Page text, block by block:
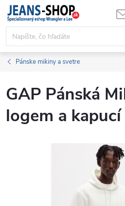
Prejsť
obsah
Pánske mikiny a svetre
GAP Pánská
logem a